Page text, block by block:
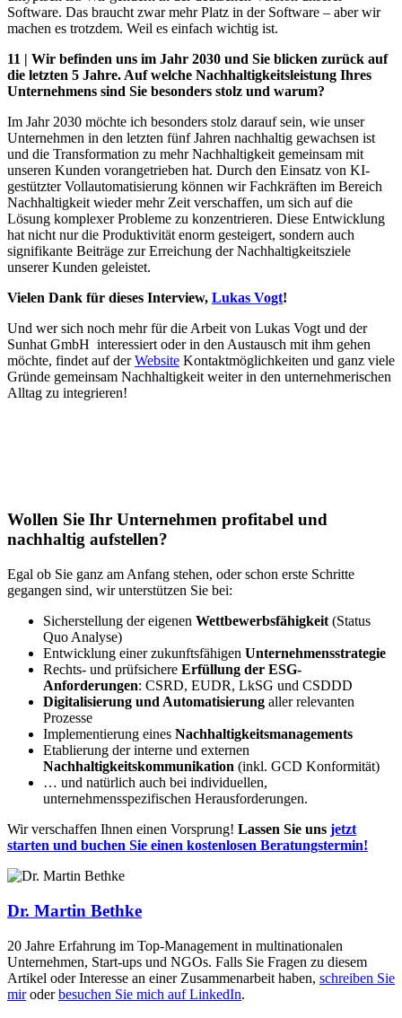
Software. Das braucht zwar mehr Platz in der Software – aber wir
machen es trotzdem. Weil es einfach wichtig ist.
11 | Wir befinden uns im Jahr 2030 und Sie blicken zurück auf
die letzten 5 Jahre. Auf welche Nachhaltigkeitsleistung Ihres
Unternehmens sind Sie besonders stolz und warum?
Im Jahr 2030 möchte ich besonders stolz darauf sein, wie unser
Unternehmen in den letzten fünf Jahren nachhaltig gewachsen ist
und die Transformation zu mehr Nachhaltigkeit gemeinsam mit
unseren Kunden vorangetrieben hat. Durch den Einsatz von KI-
gestützter Vollautomatisierung können wir Fachkräften im Bereich
Nachhaltigkeit wieder mehr Zeit verschaffen, um sich auf die
Lösung komplexer Probleme zu konzentrieren. Diese Entwicklung
hat nicht nur die Produktivität enorm gesteigert, sondern auch
signifikante Beiträge zur Erreichung der Nachhaltigkeitsziele
unserer Kunden geleistet.
Vielen Dank für dieses Interview, Lukas Vogt!
Und wer sich noch mehr für die Arbeit von Lukas Vogt und der
Sunhat GmbH interessiert oder in den Austausch mit ihm gehen
möchte, findet auf derWebsite Kontaktmöglichkeiten und ganz viele
Gründe gemeinsam Nachhaltigkeit weiter in den unternehmerischen
Alltag zu integrieren!
Wollen Sie Ihr Unternehmen profitabel und
nachhaltig aufstellen?
Egal ob Sie ganz am Anfang stehen, oder schon erste Schritte
gegangen sind, wir unterstützen Sie bei:
Sicherstellung der eigenen Wettbewerbsfähigkeit (Status
Quo Analyse)
Entwicklung einer zukunftsfähigen Unternehmensstrategie
Rechts- und prüfsichere Erfüllung der ESG-
Anforderungen: CSRD, EUDR, LkSG und CSDDD
Digitalisierung und Automatisierung aller relevanten
Prozesse
Implementierung eines Nachhaltigkeitsmanagements
Etablierung der interne und externen
Nachhaltigkeitskommunikation (inkl. GCD Konformität)
… und natürlich auch bei individuellen,
unternehmensspezifischen Herausforderungen.
Wir verschaffen Ihnen einen Vorsprung! Lassen Sie uns jetzt
starten und buchen Sie einen kostenlosen Beratungstermin!
Dr. Martin Bethke
20 Jahre Erfahrung im Top-Management in multinationalen
Unternehmen, Start-ups und NGOs. Falls Sie Fragen zu diesem
Artikel oder Interesse an einer Zusammenarbeit haben, schreiben Sie
miroderbesuchen Sie mich auf LinkedIn.